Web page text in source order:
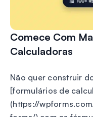
Comece Com
Calculadoras
Não quer construir
[formulários de
(https://